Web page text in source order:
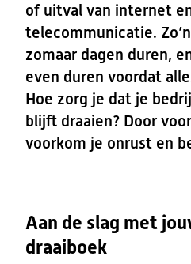
of uitval van internet
telecommunicatie.
zomaar dagen duren,
even duren voordat
Hoe zorg je dat je
blijft draaien? Door
voorkom je onrust en
Aan de slag met
draaiboek